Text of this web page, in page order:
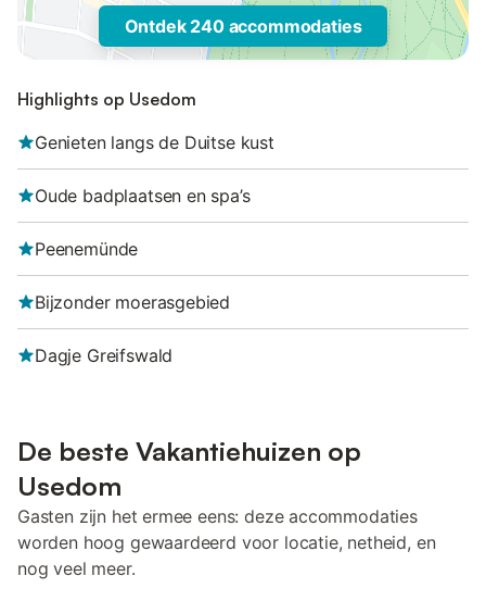
Ontdek 240 accommodaties
Highlights op Usedom
Genieten langs de Duitse kust
Oude badplaatsen en spa’s
Peenemünde
Bijzonder moerasgebied
Dagje Greifswald
De beste Vakantiehuizen op
Usedom
Gasten zijn het ermee eens: deze accommodaties
worden hoog gewaardeerd voor locatie, netheid, en
nog veel meer.